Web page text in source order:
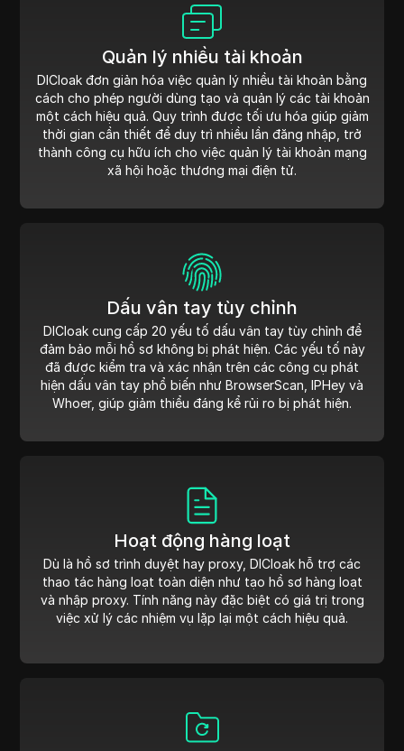
Quản lý nhiều tài khoản
DICloak đơn giản hóa việc quản lý nhiều tài khoản bằng
cách cho phép người dùng tạo và quản lý các tài khoản
một cách hiệu quả. Quy trình được tối ưu hóa giúp giảm
thời gian cần thiết để duy trì nhiều lần đăng nhập, trở
thành công cụ hữu ích cho việc quản lý tài khoản mạng
xã hội hoặc thương mại điện tử.
Dấu vân tay tùy chỉnh
DICloak cung cấp 20 yếu tố dấu vân tay tùy chỉnh để
đảm bảo mỗi hồ sơ không bị phát hiện. Các yếu tố này
đã được kiểm tra và xác nhận trên các công cụ phát
hiện dấu vân tay phổ biến như BrowserScan, IPHey và
Whoer, giúp giảm thiểu đáng kể rủi ro bị phát hiện.
Hoạt động hàng loạt
Dù là hồ sơ trình duyệt hay proxy, DICloak hỗ trợ các
thao tác hàng loạt toàn diện như tạo hồ sơ hàng loạt
và nhập proxy. Tính năng này đặc biệt có giá trị trong
việc xử lý các nhiệm vụ lặp lại một cách hiệu quả.